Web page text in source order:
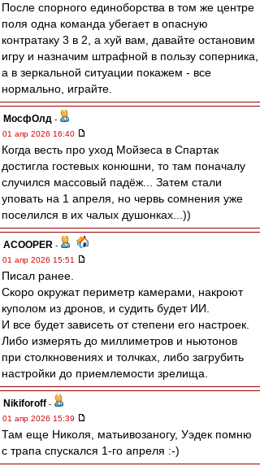
После спорного единоборства в том же центре
поля одна команда убегает в опасную
контратаку 3 в 2, а хуй вам, давайте остановим
игру и назначим штрафной в пользу соперника,
а в зеркальной ситуации покажем - все
нормально, играйте.
МосфОлд -
01 апр 2026 16:40
Когда весть про уход Мойзеса в Спартак
достигла гостевых конюшни, то там поначалу
случился массовый падёж... Затем стали
уповать на 1 апреля, но червь сомнения уже
поселился в их чалых душонках...))
ACOOPER -
01 апр 2026 15:51
Писал ранее.
Скоро окружат периметр камерами, накроют
куполом из дронов, и судить будет ИИ.
И все будет зависеть от степени его настроек.
Либо измерять до миллиметров и ньютонов
при столкновениях и толчках, либо загрубить
настройки до приемлемости зрелища.
Nikiforoff -
01 апр 2026 15:39
Там еще Николя, матьивозаногу, Уэдек помню
с трапа спускался 1-го апреля :-)